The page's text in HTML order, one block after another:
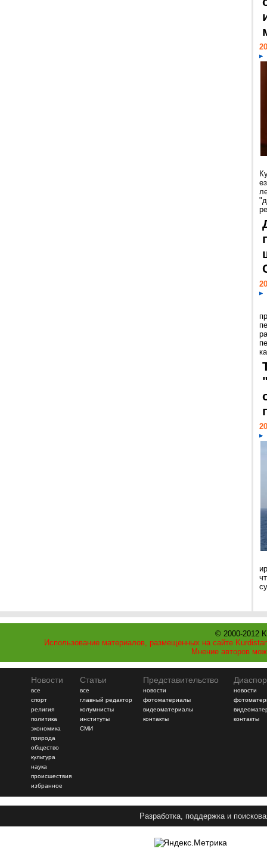
© 2000-2012
Использование материалов, размещенных на сайте
Мнение авторов
Новости
все
спорт
религия
политика
экономика
природа
общество
культура
наука
происшествия
избранное
Статьи
все
главный редактор
колумнисты
институты
СМИ
Представительство
новости
фотоматериалы
видеоматериалы
контакты
новости
контакты
Разработка, поддержка и